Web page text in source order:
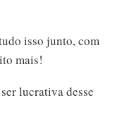
isso junto, com
mais!
lucrativa desse